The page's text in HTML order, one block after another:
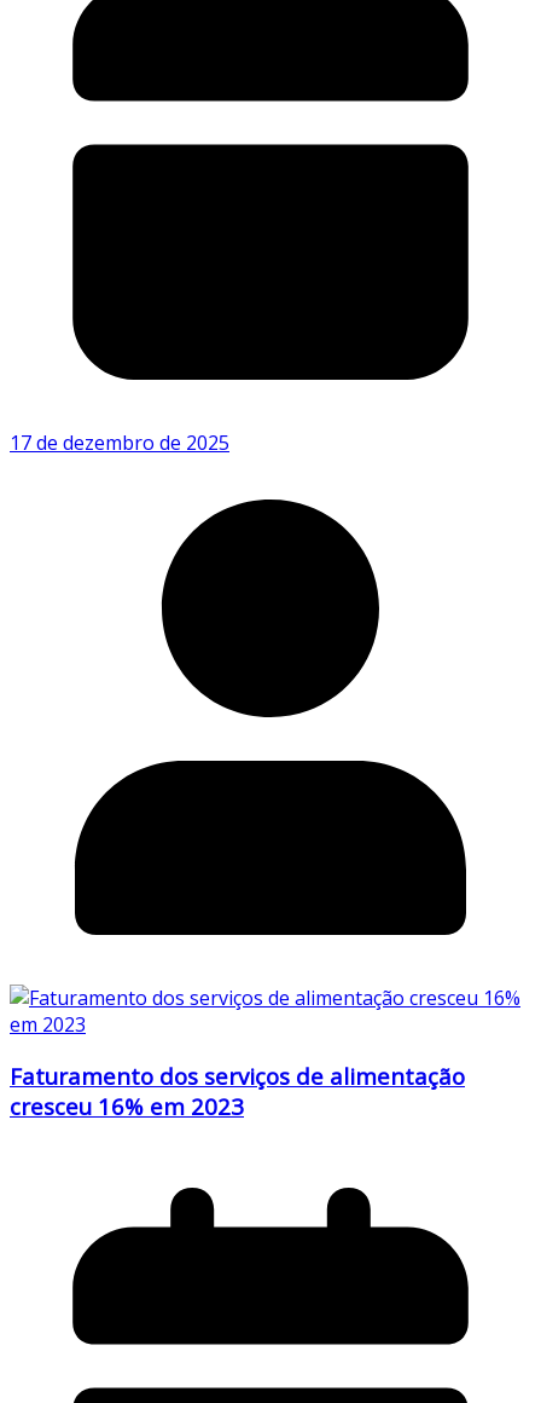
17 de dezembro de 2025
Faturamento dos serviços de alimentação
cresceu 16% em 2023